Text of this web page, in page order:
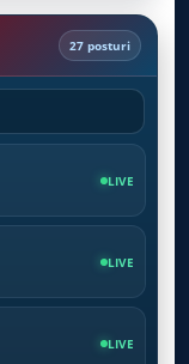
27 posturi
LIVE
LIVE
LIVE